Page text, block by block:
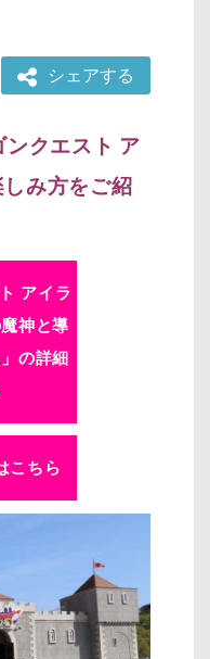
シェアする
ンクエスト ア
み方をご紹
アイラ
神と導
」の詳細
こちら